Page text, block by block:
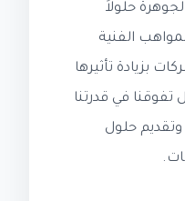
حلولاً
الفنية
بزيادة تأثيرها
في قدرتنا
حلول